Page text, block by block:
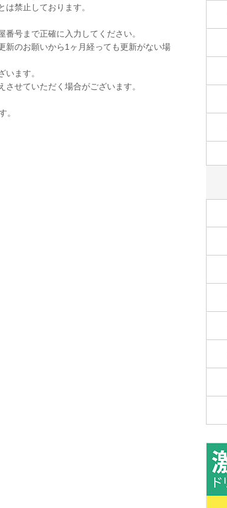
禁止しております。
号まで正確に入力してください。
新のお願いから1ヶ月経っても更新がない場
ます。
せていただく場合がございます。
。